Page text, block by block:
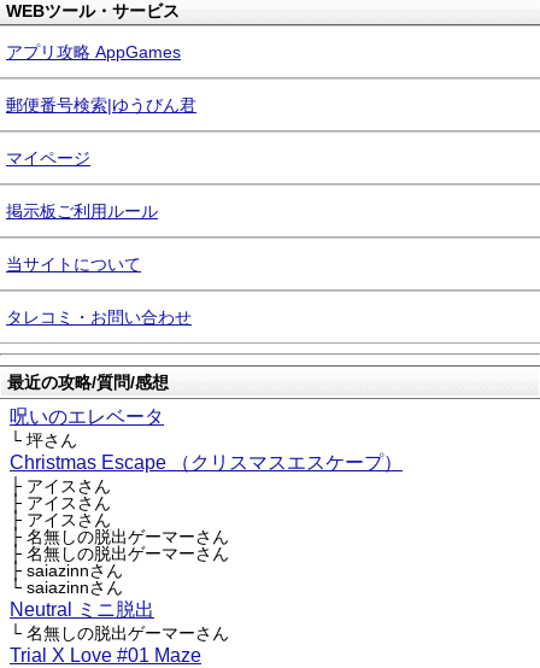
WEBツール・サービス
アプリ攻略 AppGames
郵便番号検索|ゆうびん君
マイページ
掲示板ご利用ルール
当サイトについて
タレコミ・お問い合わせ
最近の攻略/質問/感想
呪いのエレベータ
└ 坪さん
Christmas Escape （クリスマスエスケープ）
├ アイスさん
├ アイスさん
├ アイスさん
├ 名無しの脱出ゲーマーさん
├ 名無しの脱出ゲーマーさん
├ saiazinnさん
└ saiazinnさん
Neutral ミニ脱出
└ 名無しの脱出ゲーマーさん
Trial X Love #01 Maze